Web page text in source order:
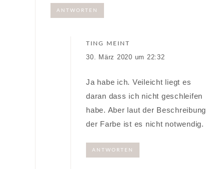
ANTWORTEN
TING MEINT
30. März 2020 um 22:32
Ja habe ich. Veileicht liegt es
daran dass ich nicht geschleifen
habe. Aber laut der Beschreibung
der Farbe ist es nicht notwendig.
ANTWORTEN